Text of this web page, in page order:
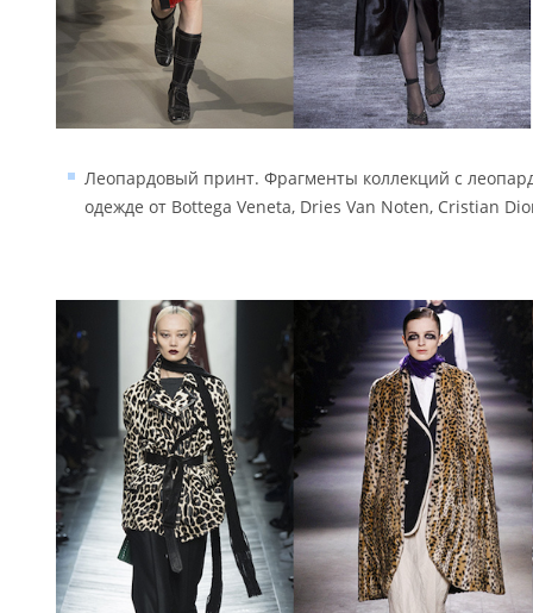
Леопардовый принт. Фрагменты коллекций с
одежде от Bottega Veneta, Dries Van Noten, Cristian